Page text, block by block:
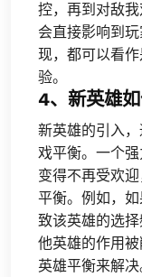
控，再到对敌
会直接影响到
现，都可以看
验。
4、新英雄
新英雄的引入
戏平衡。一个
变得不再受欢
平衡。例如，
致该英雄的选
他英雄的作用
英雄平衡来解决